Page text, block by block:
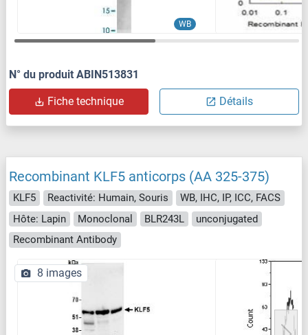
WB
N° du produit ABIN513831
Fiche technique Détails
Recombinant KLF5 anticorps (AA 325-375)
KLF5 Reactivité: Humain, Souris
WB, IHC, IP, ICC, FACS
Hôte: Lapin
Monoclonal BLR243L
unconjugated
Recombinant Antibody
8 images